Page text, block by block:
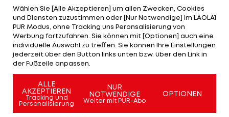
nichts, Novak Djokovic (SRB/16.785) führt überlegen
vor Andy Murray (GBR/8.250) und Roger Federer
(SUI/7.930). Erste-Bank-Open-Sieger David Ferrer
(ESP/8.) kommt Landsmann Rafael Nadal (7.) bis
auf 205 Punkte nahe, Finalist Steve Johnson
(USA/zuletzt 47.) ist nun 33.
Mehr zum Thema
Wählen Sie [Alle Akzeptieren] um allen Zwecken, Cookies
und Diensten zuzustimmen oder [Nur Notwendige] im LAOLA1
PUR Modus, ohne Tracking uns Peronsalisierung von
Werbung fortzufahren. Sie können mit [Optionen] auch eine
individuelle Auswahl zu treffen. Sie können Ihre Einstellungen
jederzeit über den Button links unten bzw. über den Link in
der Fußzeile anpassen.
ALLE
AKZEPTIEREN
Tracking und
Personalisierung
NUR
NOTWENDIGE
Weiter mit PUR-Abo
OPTIONEN